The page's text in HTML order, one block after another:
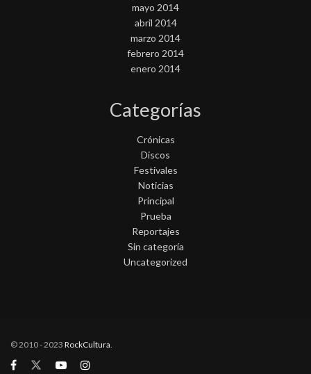
mayo 2014
abril 2014
marzo 2014
febrero 2014
enero 2014
Categorías
Crónicas
Discos
Festivales
Noticias
Principal
Prueba
Reportajes
Sin categoría
Uncategorized
© 2010 - 2023 RockCultura